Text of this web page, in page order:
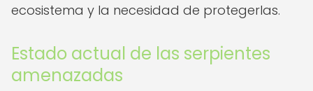
ecosistema y la necesidad de protegerlas.
Estado actual de las serpientes
amenazadas